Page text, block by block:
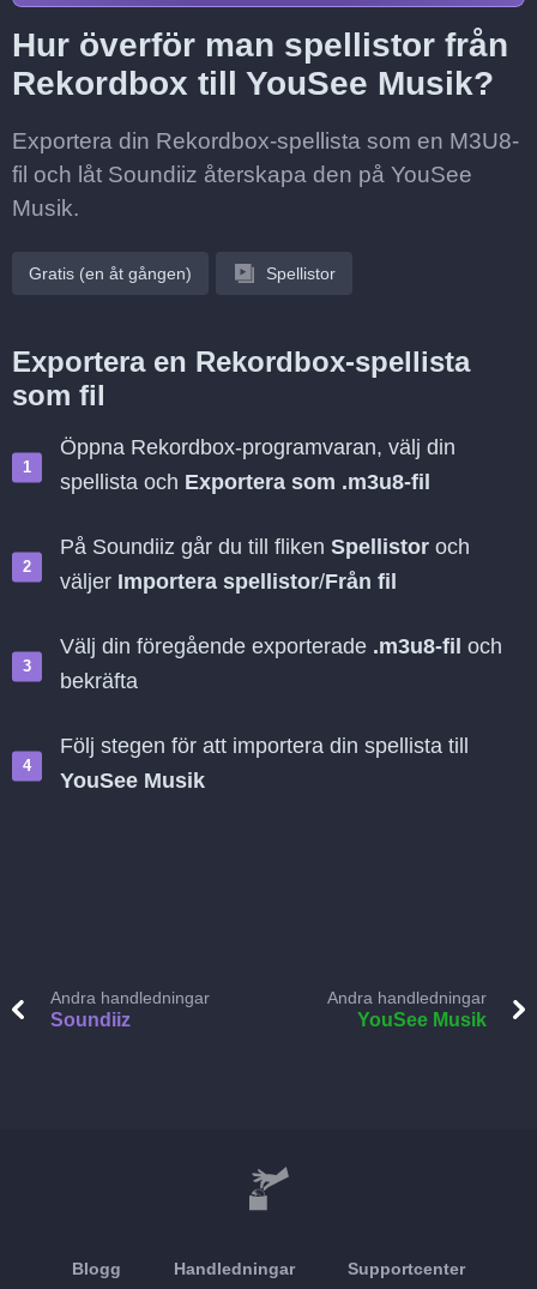
Hur överför man spellistor från
Rekordbox till YouSee Musik?
Exportera din Rekordbox-spellista som en M3U8-
fil och låt Soundiiz återskapa den på YouSee
Musik.
Gratis (en åt gången) Spellistor
Exportera en Rekordbox-spellista
som fil
Öppna Rekordbox-programvaran, välj din
spellista och Exportera som .m3u8-fil
På Soundiiz går du till fliken Spellistor och
väljer Importera spellistor/Från fil
Välj din föregående exporterade .m3u8-fil och
bekräfta
Följ stegen för att importera din spellista till
YouSee Musik
Andra handledningar
Soundiiz
Andra handledningar
YouSee Musik
Blogg Handledningar Supportcenter